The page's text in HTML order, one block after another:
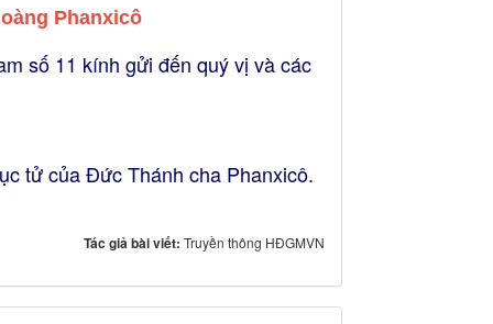
Phanxicô
số 11 kính gửi đến quý vị và các
tử của Đức Thánh cha Phanxicô.
Tác giả bài viết: Truyền thông HĐGMVN